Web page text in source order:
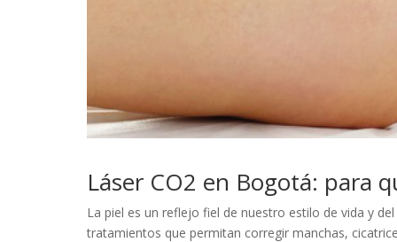
Láser CO2 en Bogotá: para
La piel es un reflejo fiel de nuestro estilo de vida y
tratamientos que permitan corregir manchas,